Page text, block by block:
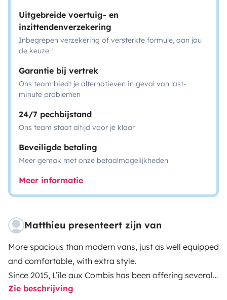
Uitgebreide voertuig- en
inzittendenverzekering
Inbegrepen verzekering of versterkte formule, aan jou
de keuze !
Garantie bij vertrek
Ons team biedt je alternatieven in geval van last-
minute problemen
24/7 pechbijstand
Ons team staat altijd voor je klaar
Beveiligde betaling
Meer gemak met onze betaalmogelijkheden
Meer informatie
Matthieu presenteert zijn van
More spacious than modern vans, just as well equipped
and comfortable, with extra style.
Since 2015, L’île aux Combis has been offering several
VW camper vans departing from the island of Oléron.
Zie beschrijving